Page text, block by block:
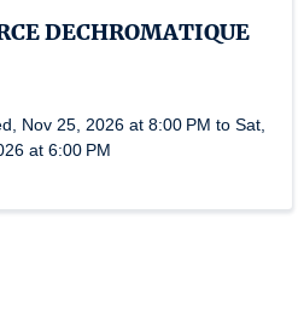
DECHROMATIQUE
Nov 25, 2026 at 8:00 PM to Sat,
at 6:00 PM